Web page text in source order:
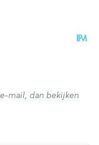
mail, dan bekijken